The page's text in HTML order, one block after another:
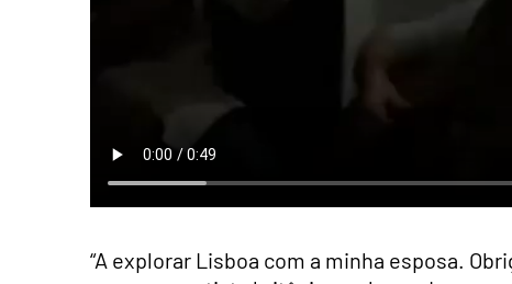
“A explorar Lisboa com a minha esposa.